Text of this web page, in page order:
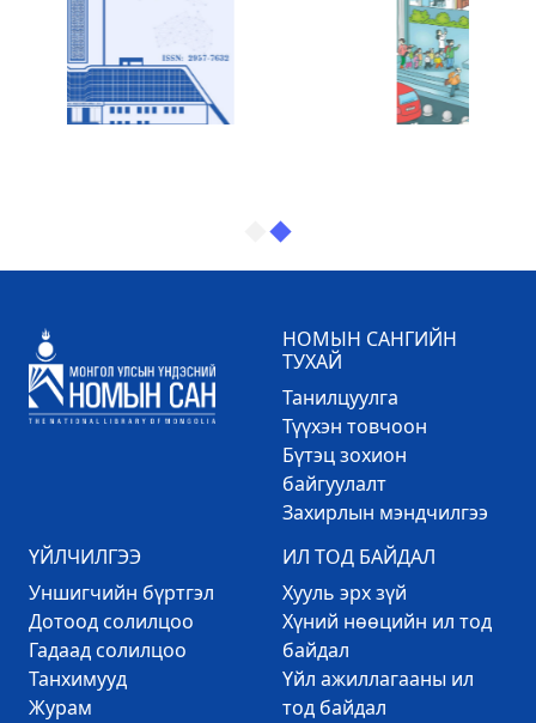
НОМЫН САНГИЙН
ТУХАЙ
Танилцуулга
Түүхэн товчоон
Бүтэц зохион
байгуулалт
Захирлын мэндчилгээ
ҮЙЛЧИЛГЭЭ
Уншигчийн бүртгэл
Дотоод солилцоо
Гадаад солилцоо
Танхимууд
Журам
ИЛ ТОД БАЙДАЛ
Хууль эрх зүй
Хүний нөөцийн ил тод
байдал
Үйл ажиллагааны ил
тод байдал